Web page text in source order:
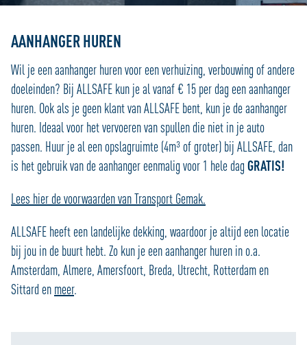
AANHANGER HUREN
Wil je een aanhanger huren voor een verhuizing, verbouwing of andere
doeleinden? Bij ALLSAFE kun je al vanaf € 15 per dag een aanhanger
huren. Ook als je geen klant van ALLSAFE bent, kun je de aanhanger
huren. Ideaal voor het vervoeren van spullen die niet in je auto
passen. Huur je al een opslagruimte (4m³ of groter) bij ALLSAFE, dan
is het gebruik van de aanhanger eenmalig voor 1 hele dag GRATIS!
Lees hier de voorwaarden van Transport Gemak.
ALLSAFE heeft een landelijke dekking, waardoor je altijd een locatie
bij jou in de buurt hebt. Zo kun je een aanhanger huren in o.a.
Amsterdam, Almere, Amersfoort, Breda, Utrecht, Rotterdam en
Sittard en meer.